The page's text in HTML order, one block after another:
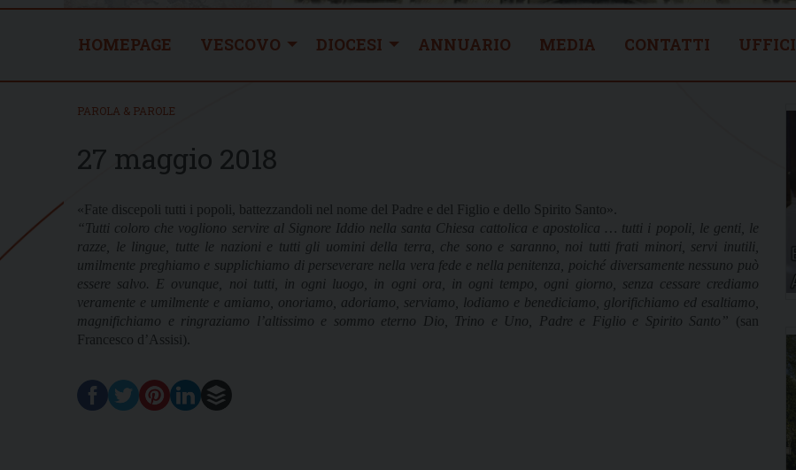
HOMEPAGE VESCOVO DIOCESI ANNUARIO MEDIA CONTATTI UFFICI
PAROLA & PAROLE
27 maggio 2018
«Fate discepoli tutti i popoli, battezzandoli nel nome del Padre e del Figlio e dello Spirito Santo».
“Tutti coloro che vogliono servire al Signore Iddio nella santa Chiesa cattolica e apostolica … tutti i popoli, le genti, le
razze, le lingue, tutte le nazioni e tutti gli uomini della terra, che sono e saranno, noi tutti frati minori, servi inutili,
umilmente preghiamo e supplichiamo di perseverare nella vera fede e nella penitenza, poiché diversamente nessuno può
essere salvo. E ovunque, noi tutti, in ogni luogo, in ogni ora, in ogni tempo, ogni giorno, senza cessare crediamo
veramente e umilmente e amiamo, onoriamo, adoriamo, serviamo, lodiamo e benediciamo, glorifichiamo ed esaltiamo,
magnifichiamo e ringraziamo l’altissimo e sommo eterno Dio, Trino e Uno, Padre e Figlio e Spirito Santo” (san
Francesco d’Assisi).